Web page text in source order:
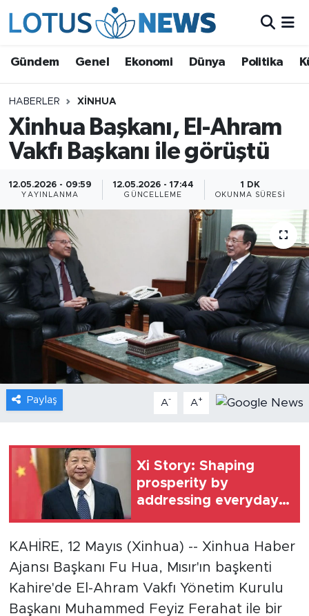
Gündem Genel Ekonomi Dünya Politika
HABERLER XINHUA
Xinhua Başkanı, El-Ahram
Vakfı Başkanı ile görüştü
12.05.2026 - 09:59
YAYINLANMA
12.05.2026 - 17:44
GÜNCELLEME
1 DK
OKUNMA SÜRESI
Paylaş A- A+
Xi Story: Shaping
prosperity by
addressing everyday
KAHİRE, 12 Mayıs (Xinhua) -- Xinhua Haber
Ajansı Başkanı Fu Hua, Mısır'ın başkenti
Kahire'de El-Ahram Vakfı Yönetim Kurulu
Başkanı Muhammed Feyiz Ferahat ile bir
Ekonomi
Dünya
Politika
Kültür - Sanat ve Tarih
Yaşam
Bilim ve Teknoloji
Çin Fuarları
Gündem
Video
Sağlık
Xinhua
Xinhua Türkiye
Seyahat